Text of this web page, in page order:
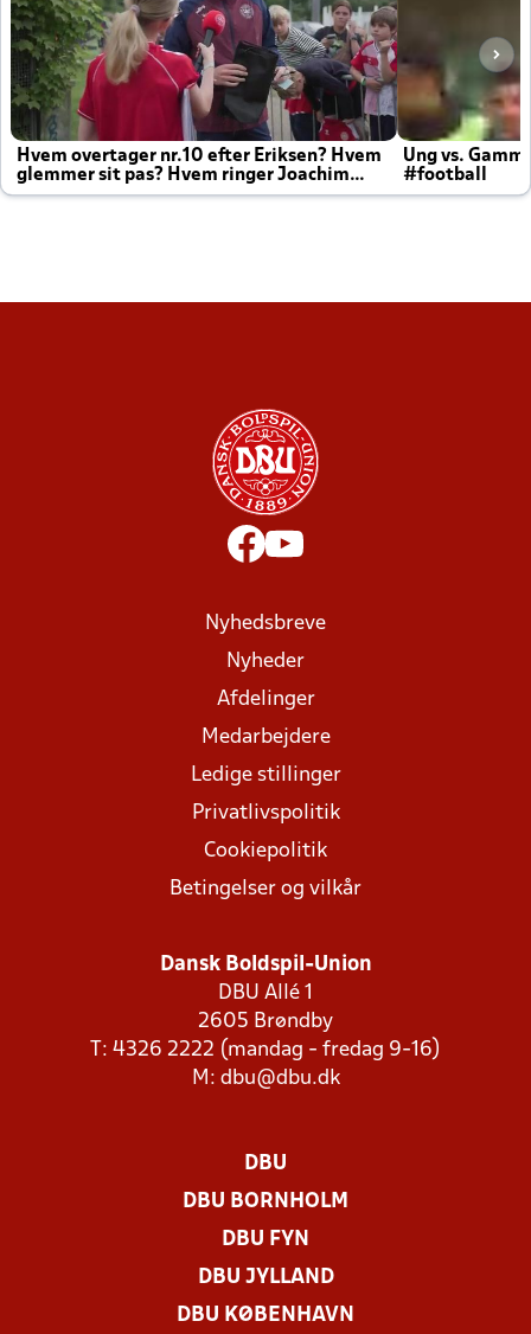
Hvem overtager nr.10 efter Eriksen? Hvem
glemmer sit pas? Hvem ringer Joachim
altid til efter kampe?
Ung vs.
#football
Nyhedsbreve
Nyheder
Afdelinger
Medarbejdere
Ledige stillinger
Privatlivspolitik
Cookiepolitik
Betingelser og vilkår
Dansk Boldspil-Union
DBU Allé 1
2605 Brøndby
T: 4326 2222 (mandag - fredag 9-16)
M: dbu@dbu.dk
DBU
DBU BORNHOLM
DBU FYN
DBU JYLLAND
DBU KØBENHAVN